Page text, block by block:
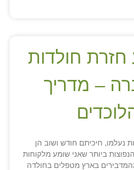
חזרת חולדות
– מדריך
נעלמו, חיכיתם חודש ושוב הן
ביותר שאני שומע מלקוחות
הסיבה: 90% מהמדבירים בארץ מטפלים בחולדה